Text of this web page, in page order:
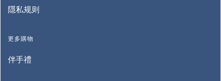
隱私规则
更多購物
伴手禮